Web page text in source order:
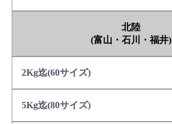
北陸
(富山・石川・福井)